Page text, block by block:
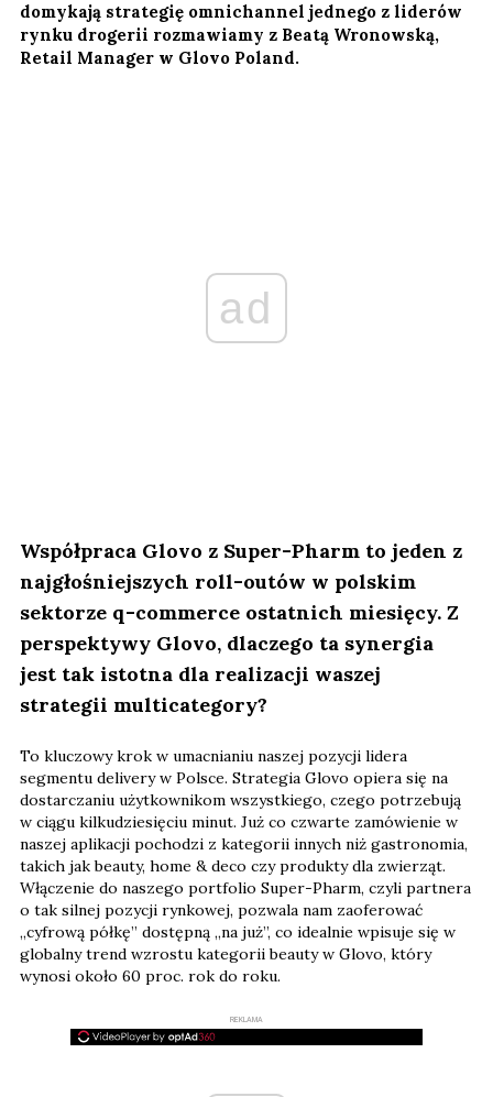
domykają strategię omnichannel jednego z liderów
rynku drogerii rozmawiamy z Beatą Wronowską,
Retail Manager w Glovo Poland.
ad
Współpraca Glovo z Super-Pharm to jeden z
najgłośniejszych roll-outów w polskim
sektorze q-commerce ostatnich miesięcy. Z
perspektywy Glovo, dlaczego ta synergia
jest tak istotna dla realizacji waszej
strategii multicategory?
To kluczowy krok w umacnianiu naszej pozycji lidera
segmentu delivery w Polsce. Strategia Glovo opiera się na
dostarczaniu użytkownikom wszystkiego, czego potrzebują
w ciągu kilkudziesięciu minut. Już co czwarte zamówienie w
naszej aplikacji pochodzi z kategorii innych niż gastronomia,
takich jak beauty, home & deco czy produkty dla zwierząt.
Włączenie do naszego portfolio Super-Pharm, czyli partnera
o tak silnej pozycji rynkowej, pozwala nam zaoferować
„cyfrową półkę” dostępną „na już”, co idealnie wpisuje się w
globalny trend wzrostu kategorii beauty w Glovo, który
wynosi około 60 proc. rok do roku.
REKLAMA